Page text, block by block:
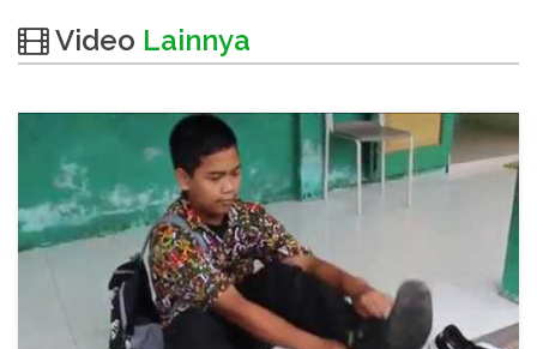
Video Lainnya